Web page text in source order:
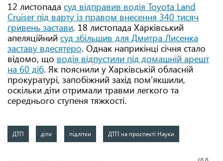
12 листопада суд відправив водія Toyota Land
Cruiser під варту із правом внесення 340 тисяч
гривень застави. 18 листопада Харківський
апеляційний суд збільшив для Дмитра Лисенка
заставу вдесятеро. Однак наприкінці січня стало
відомо, що водія відпустили під домашній арешт
на 60 діб. Як пояснили у Харківській обласній
прокуратурі, запобіжний захід пом'якшили,
оскільки діти отримали травми легкого та
середнього ступеня тяжкості.
ДТП діти підлітки ДТП на проспекті Науки